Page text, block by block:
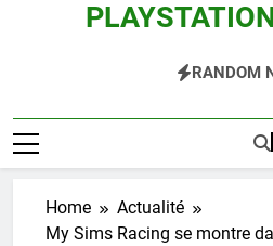
Zelda, Splatoon,RANDOM
Home
Actualité
My Sims Racing se montre